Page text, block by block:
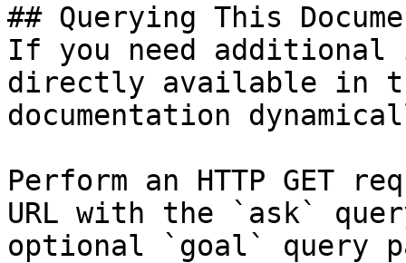
## Querying This
If you need
directly available in
documentation
Perform an HTTP GET
URL with the `ask`
optional `goal` query